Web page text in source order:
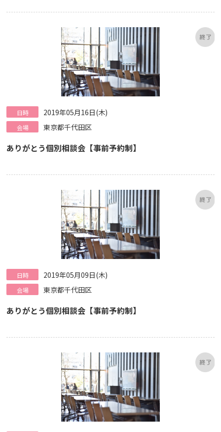
日時 2019年05月16日(木)
会場 東京都千代田区
ありがとう個別相談会【事前予約制】
日時 2019年05月09日(木)
会場 東京都千代田区
ありがとう個別相談会【事前予約制】